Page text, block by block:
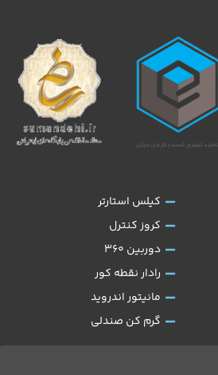
کیلس استارتر
کروز کنترل
دوربین 360
رادار نقطه کور
مانیتور اندروید
گرم کن صندلی